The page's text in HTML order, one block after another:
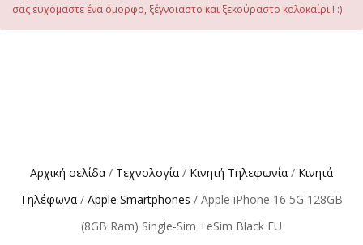
σας ευχόμαστε ένα όμορφο, ξέγνοιαστο και ξεκούραστο καλοκαίρι.! :)
Αρχική σελίδα / Τεχνολογία / Κινητή Τηλεφωνία / Κινητά
Τηλέφωνα / Apple Smartphones / Apple iPhone 16 5G 128GB
(8GB Ram) Single-Sim +eSim Black EU